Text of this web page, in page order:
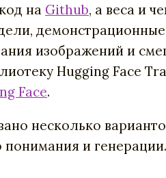
на Github, а веса и
изображений и
Hugging Face
Face.
несколько
и генерации.